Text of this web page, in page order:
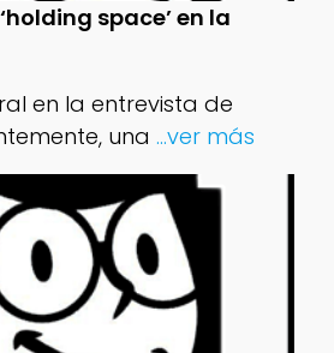
space’ en la
en la entrevista de
una ...ver más